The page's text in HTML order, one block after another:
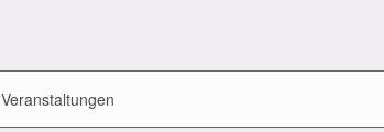
Veranstaltungen